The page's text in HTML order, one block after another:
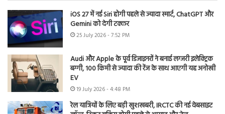
iOS 27 में नई Siri होगी पहले से ज्यादा स्मार्ट, ChatGPT और
Gemini को देगी टक्कर
25 July 2026 - 7:52 PM
Audi और Apple के पूर्व डिजाइनरों ने बनाई लग्जरी इलेक्ट्रिक
बग्गी, 100 किमी से ज्यादा की रेंज के साथ आएगी यह अनोखी
EV
19 July 2026 - 4:48 PM
रेल यात्रियों के लिए बड़ी खुशखबरी, IRCTC की नई वेबसाइट